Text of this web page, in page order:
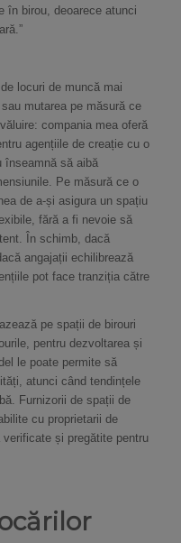
în birou, deoarece atunci
locuri de muncă mai
mutarea pe măsură ce
compania mea oferă
agențiile de creație cu o
înseamnă să aibă
Pe măsură ce o
de a-și asigura un spațiu
fără a fi nevoie să
În schimb, dacă
angajații echilibrează
pot face tranziția către
pe spații de birouri
pentru dezvoltarea și
le poate permite să
atunci când tendințele
Furnizorii de spații de
cu proprietarii de
și pregătite pentru